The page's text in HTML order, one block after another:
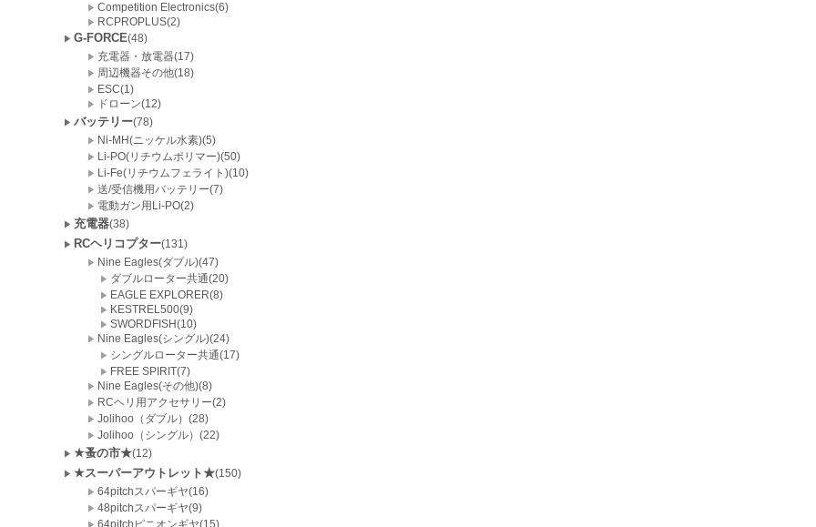
Competition Electronics(6)
RCPROPLUS(2)
G-FORCE(48)
充電器・放電器(17)
周辺機器その他(18)
ESC(1)
ドローン(12)
バッテリー(78)
Ni-MH(ニッケル水素)(5)
Li-PO(リチウムポリマー)(50)
Li-Fe(リチウムフェライト)(10)
送/受信機用バッテリー(7)
電動ガン用Li-PO(2)
充電器(38)
RCヘリコプター(131)
Nine Eagles(ダブル)(47)
ダブルローター共通(20)
EAGLE EXPLORER(8)
KESTREL500(9)
SWORDFISH(10)
Nine Eagles(シングル)(24)
シングルローター共通(17)
FREE SPIRIT(7)
Nine Eagles(その他)(8)
RCヘリ用アクセサリー(2)
Jolihoo（ダブル）(28)
Jolihoo（シングル）(22)
★蚤の市★(12)
★スーパーアウトレット★(150)
64pitchスパーギヤ(16)
48pitchスパーギヤ(9)
64pitchピニオンギヤ(15)